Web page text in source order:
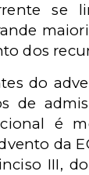
se
dos
do
de
é
da
III,